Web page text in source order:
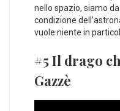
nello spazio, siamo
condizione
vuole niente in
#5 Il drago
Gazzè